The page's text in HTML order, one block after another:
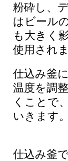
粉砕し、
はビール
も大きく
使用され
仕込み釜
温度を調
くことで
いきます
仕込み釜